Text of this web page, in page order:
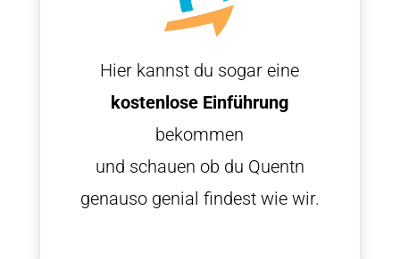
Hier kannst du sogar eine
kostenlose Einführung
bekommen
und schauen ob du Quentn
genauso genial findest wie wir.